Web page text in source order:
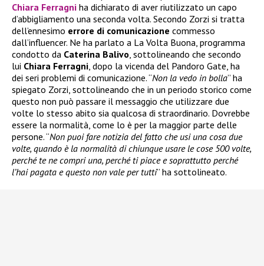
Chiara Ferragni ha dichiarato di aver riutilizzato un capo
d’abbigliamento una seconda volta. Secondo Zorzi si tratta
dell’ennesimo errore di comunicazione commesso
dall’influencer. Ne ha parlato a La Volta Buona, programma
condotto da Caterina Balivo , sottolineando che secondo
lui Chiara Ferragni , dopo la vicenda del Pandoro Gate, ha
dei seri problemi di comunicazione. “Non la vedo in bolla” ha
spiegato Zorzi, sottolineando che in un periodo storico come
questo non può passare il messaggio che utilizzare due
volte lo stesso abito sia qualcosa di straordinario. Dovrebbe
essere la normalità, come lo è per la maggior parte delle
persone. “Non puoi fare notizia del fatto che usi una cosa due
volte, quando è la normalità di chiunque usare le cose 500 volte,
perché te ne compri una, perché ti piace e soprattutto perché
l’hai pagata e questo non vale per tutti” ha sottolineato.